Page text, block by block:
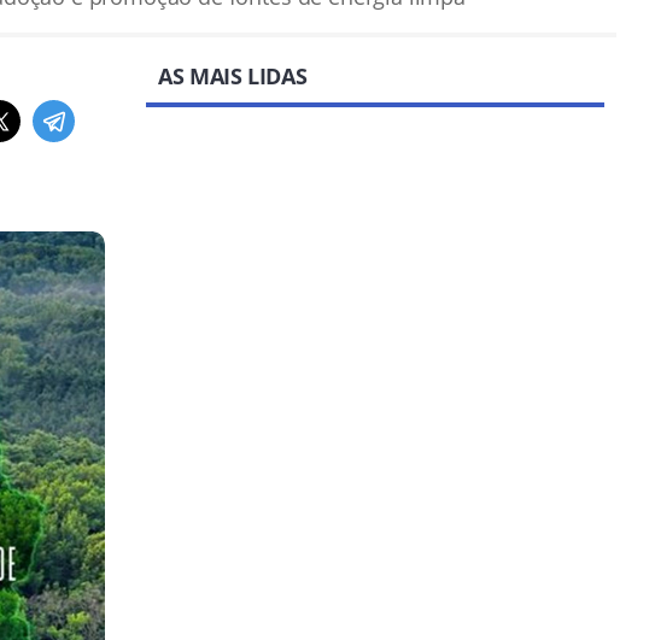
AS MAIS LIDAS